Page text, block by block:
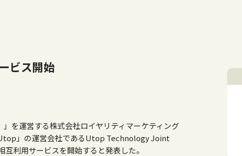
ビス開始
を運営する株式会社ロイヤリティマーケティング
」の運営会社であるUtop Technology Joint
利用サービスを開始すると発表した。